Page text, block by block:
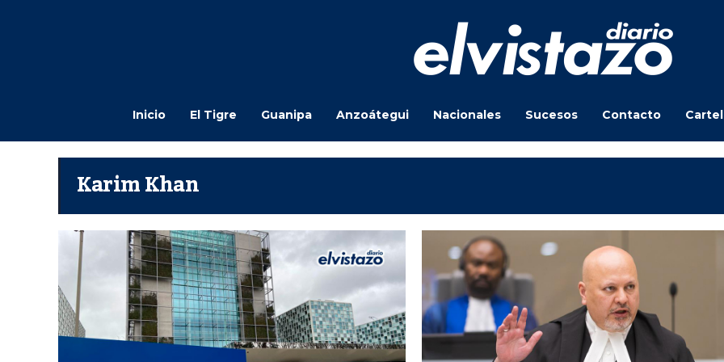
Inicio El Tigre Guanipa Anzoátegui Nacionales Sucesos Contacto
Karim Khan